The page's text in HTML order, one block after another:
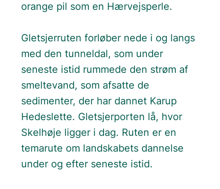
orange pil som en Hærvejsperle.
Gletsjerruten forløber nede i og langs
med den tunneldal, som under
seneste istid rummede den strøm af
smeltevand, som afsatte de
sedimenter, der har dannet Karup
Hedeslette. Gletsjerporten lå, hvor
Skelhøje ligger i dag. Ruten er en
temarute om landskabets dannelse
under og efter seneste istid.